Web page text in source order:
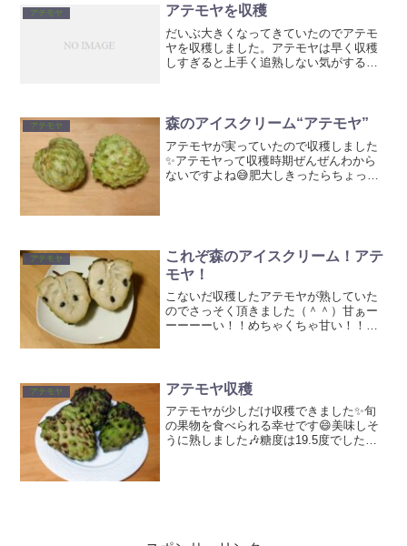
アテモヤ アテモヤを収穫
だいぶ大きくなってきていたのでアテモ
ヤを収穫しました。アテモヤは早く収穫
しすぎると上手く追熟しない気がするの
リーム』と言われるだけあ...
アテモヤ 森のアイスクリーム“アテモヤ”
アテモヤが実っていたので収穫しました
✨アテモヤって収穫時期ぜんぜんわから
ないですよね😅肥大しきったらちょっと
アテモヤ
これぞ森のアイスクリーム！アテ
モヤ！
こないだ収穫したアテモヤが熟していた
のでさっそく頂きました（＾＾）甘ぁー
ーーーーい！！めちゃくちゃ甘い！！さ
釈迦頭とチェリモヤを掛け...
アテモヤ アテモヤ収穫
アテモヤが少しだけ収穫できました✨旬
の果物を食べられる幸せです😄美味しそ
うに熟しました🎶糖度は19.5度でした。